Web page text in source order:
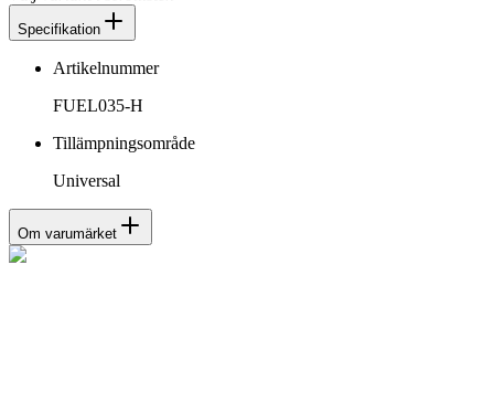
Specifikation
Artikelnummer
FUEL035-H
Tillämpningsområde
Universal
Om varumärket